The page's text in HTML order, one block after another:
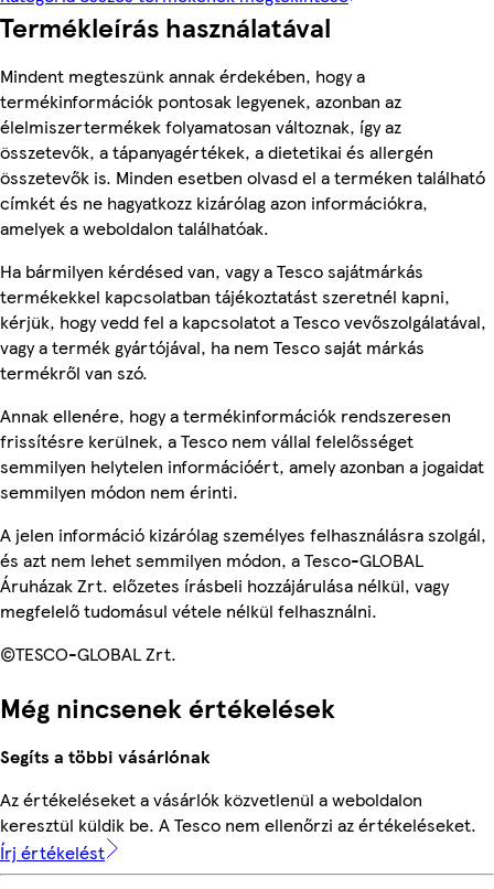
Termékleírás használatával
Mindent megteszünk annak érdekében, hogy a
termékinformációk pontosak legyenek, azonban az
élelmiszertermékek folyamatosan változnak, így az
összetevők, a tápanyagértékek, a dietetikai és allergén
összetevők is. Minden esetben olvasd el a terméken található
címkét és ne hagyatkozz kizárólag azon információkra,
amelyek a weboldalon találhatóak.
Ha bármilyen kérdésed van, vagy a Tesco sajátmárkás
termékekkel kapcsolatban tájékoztatást szeretnél kapni,
kérjük, hogy vedd fel a kapcsolatot a Tesco vevőszolgálatával,
vagy a termék gyártójával, ha nem Tesco saját márkás
termékről van szó.
Annak ellenére, hogy a termékinformációk rendszeresen
frissítésre kerülnek, a Tesco nem vállal felelősséget
semmilyen helytelen információért, amely azonban a jogaidat
semmilyen módon nem érinti.
A jelen információ kizárólag személyes felhasználásra szolgál,
és azt nem lehet semmilyen módon, a Tesco-GLOBAL
Áruházak Zrt. előzetes írásbeli hozzájárulása nélkül, vagy
megfelelő tudomásul vétele nélkül felhasználni.
©TESCO-GLOBAL Zrt.
Még nincsenek értékelések
Segíts a többi vásárlónak
Az értékeléseket a vásárlók közvetlenül a weboldalon
keresztül küldik be. A Tesco nem ellenőrzi az értékeléseket.
Írj értékelést